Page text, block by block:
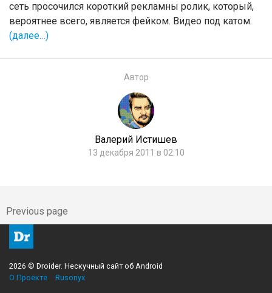
сеть просочился короткий рекламны ролик, который,
вероятнее всего, является фейком. Видео под катом.
(далее…)
Автор
Валерий Истишев
13 декабря 2011 в 02:10
Previous page
2026 © Droider. Нескучный сайт об Android
О Проекте
Rusonyx